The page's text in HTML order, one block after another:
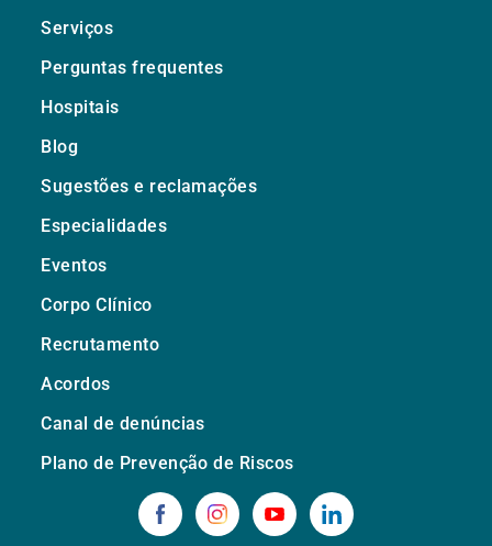
Serviços
Perguntas frequentes
Hospitais
Blog
Sugestões e reclamações
Especialidades
Eventos
Corpo Clínico
Recrutamento
Acordos
Canal de denúncias
Plano de Prevenção de Riscos